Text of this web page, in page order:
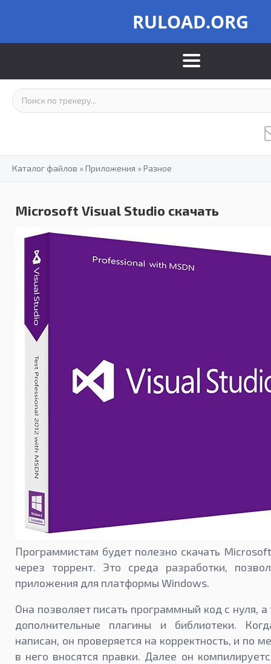
RULOAD.ORG
Каталог файлов »Приложения »Разное
Microsoft Visual Studio скачать
Программистам будет полезно скачать
через торрент. Это среда разработки,
приложения для платформы Windows.
Она позволяет писать программный код с нуля,
дополнительные плагины и библиотеки.
написан, он проверяется на корректность, и по
в него вносятся правки. Далее он